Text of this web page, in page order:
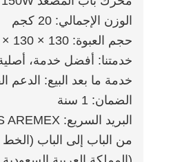
الوزن الإجمالي: 20 كجم
حجم العبوة: 130 × 130 × 90 سم
خدمتنا: أفضل خدمة، أصلية وجديدة 100%
خدمة ما بعد البيع: الدعم
الضمان: 1 سنة
البريد السريع: DHL FEDEX TNT UPS AREMEX
من الباب إلى الباب